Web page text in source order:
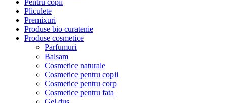
Pliculete
Premixuri
Produse bio curatenie
Produse cosmetice
Parfumuri
Balsam
Cosmetice naturale
Cosmetice pentru copii
Cosmetice pentru corp
Cosmetice pentru fata